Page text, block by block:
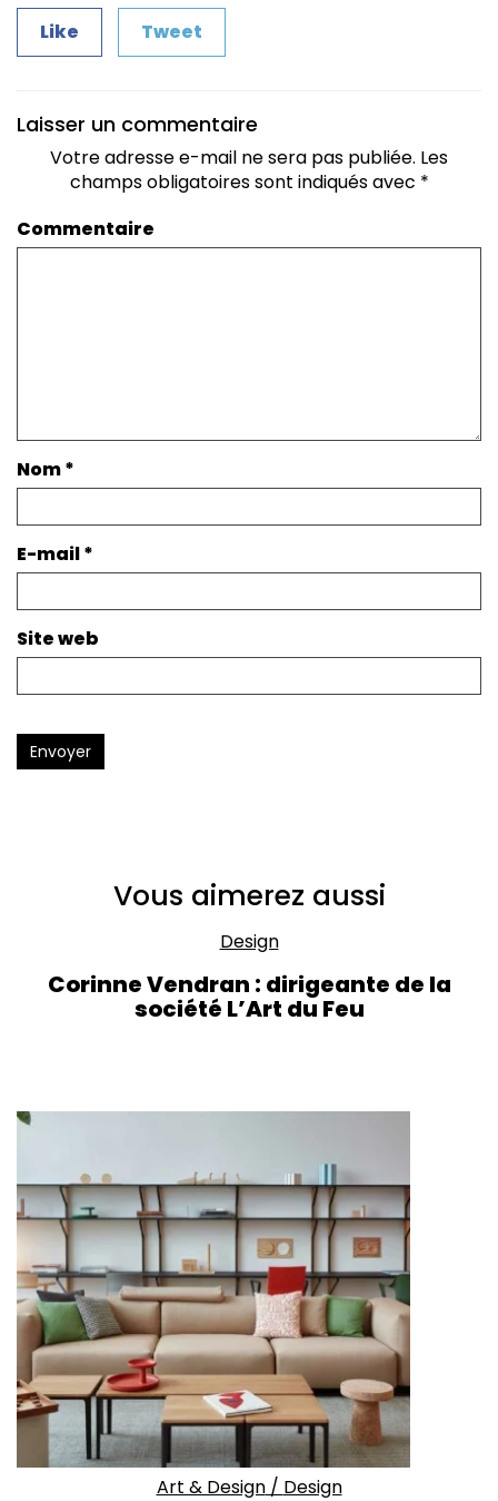
Like Tweet
Laisser un commentaire
Votre adresse e-mail ne sera pas publiée. Les
champs obligatoires sont indiqués avec *
Commentaire
Nom*
E-mail*
Site web
Envoyer
Vous aimerez aussi
Design
Corinne Vendran : dirigeante de la
société L’Art du Feu
Art & Design/ Design